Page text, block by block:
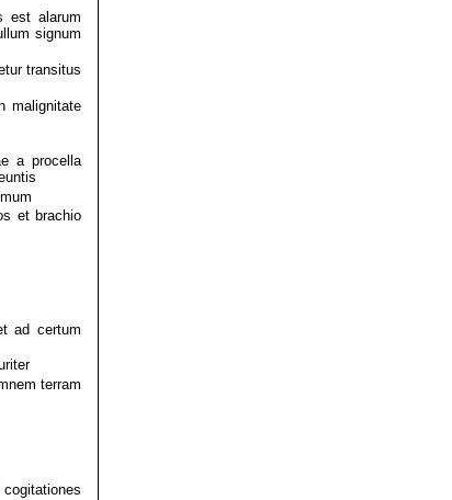
est alarum
signum
transitus
malignitate
a procella
et brachio
ad certum
terram